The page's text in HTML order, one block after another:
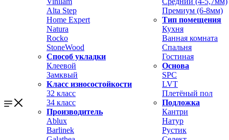
Alta Step
Home Expert
Natura
Rocko
StoneWood
Способ укладки
Клеевой
Замквый
Класс износостойкости
32 класс
34 класс
Премиум (6-8мм)
Тип помещения
Кухня
Ванная комната
Спальня
Гостиная
Основа
SPC
LVT
Плетёный пол
Подложка
Производитель
Ablux
Barlinek
Кантри
Натур
Рустик